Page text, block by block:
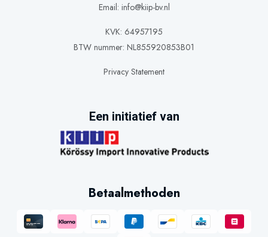
Email: info@kiip-bv.nl
KVK: 64957195
BTW nummer: NL855920853B01
Privacy Statement
Een initiatief van
Betaalmethoden